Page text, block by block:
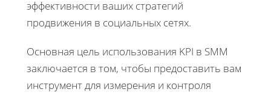
эффективности ваших стратегий
продвижения в социальных сетях.
Основная цель использования KPI в SMM
заключается в том, чтобы предоставить вам
инструмент для измерения и контроля